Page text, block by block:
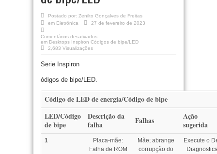
Postado por: Zenilto Gonçalves de Freitas
em Eletrônica 27 de fevereiro de 2023
Comentários desativados
em Desktops Inspiron Códigos de bipe/LED
2,683 Visualizações
Serie Inspiron
ódigos de bipe/LED.
Código de LED de energia/Código de bipe
LED/Código
de bipe
Descrição da
falha
Falhas
Ação
sugerida
1
Placa-mãe:
Falha de ROM
Mãe; abrange
corrupção do
Execute o